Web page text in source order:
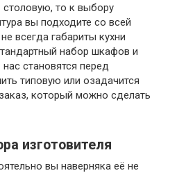
то к выбору
вы подходите со всей
всегда габариты кухни
набор шкафов и
становятся перед
типовую или озадачится
который можно сделать
изготовителя
вы наверняка её не